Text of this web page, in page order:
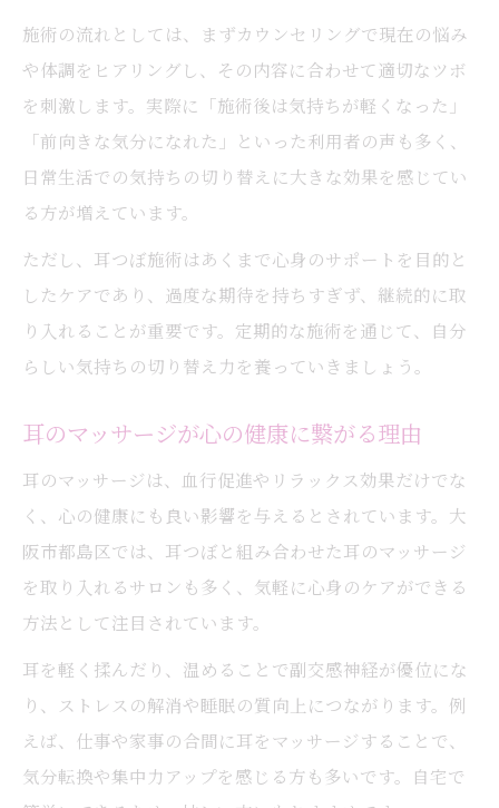
施術の流れとしては、まずカウンセリングで現在の悩み
や体調をヒアリングし、その内容に合わせて適切なツボ
を刺激します。実際に「施術後は気持ちが軽くなった」
「前向きな気分になれた」といった利用者の声も多く、
日常生活での気持ちの切り替えに大きな効果を感じてい
る方が増えています。
ただし、耳つぼ施術はあくまで心身のサポートを目的と
したケアであり、過度な期待を持ちすぎず、継続的に取
り入れることが重要です。定期的な施術を通じて、自分
らしい気持ちの切り替え力を養っていきましょう。
耳のマッサージが心の健康に繋がる理由
耳のマッサージは、血行促進やリラックス効果だけでな
く、心の健康にも良い影響を与えるとされています。大
阪市都島区では、耳つぼと組み合わせた耳のマッサージ
を取り入れるサロンも多く、気軽に心身のケアができる
方法として注目されています。
耳を軽く揉んだり、温めることで副交感神経が優位にな
り、ストレスの解消や睡眠の質向上につながります。例
えば、仕事や家事の合間に耳をマッサージすることで、
気分転換や集中力アップを感じる方も多いです。自宅で